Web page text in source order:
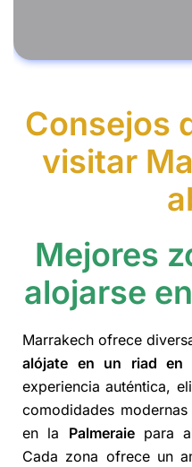
Consejos
visitar
Mejores
alojarse
Marrakech ofrece
alójate en un riad en
experiencia auténtica,
comodidades
en la Palmeraiepara
Cada zona ofrece un